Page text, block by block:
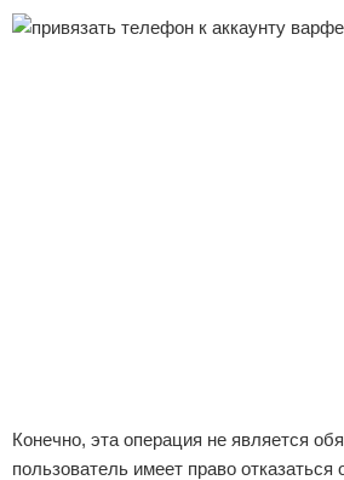
Конечно, эта операция не является
пользователь имеет право отказаться